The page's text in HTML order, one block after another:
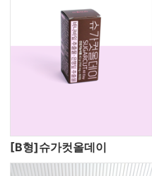
[B형]슈가컷올데이